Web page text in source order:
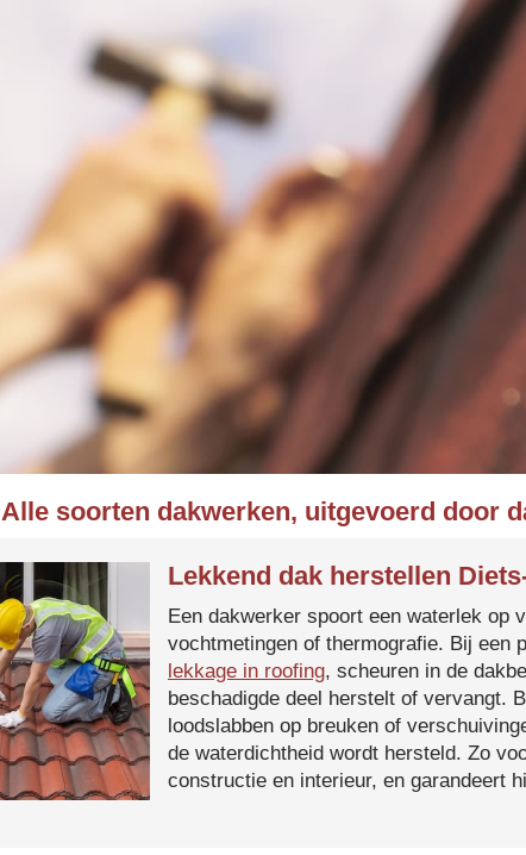
Alle soorten dakwerken, uitgevoerd door
Lekkend dak herstellen
Een dakwerker spoort een waterlek op
vochtmetingen of thermografie. Bij een
lekkage in roofing, scheuren in de
beschadigde deel herstelt of vervangt.
loodslabben op breuken of
de waterdichtheid wordt hersteld. Zo
constructie en interieur, en garandeert